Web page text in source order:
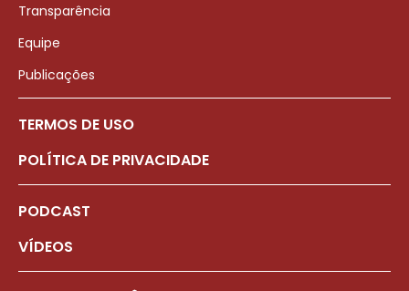
Transparência
Equipe
Publicações
TERMOS DE USO
POLÍTICA DE PRIVACIDADE
PODCAST
VÍDEOS